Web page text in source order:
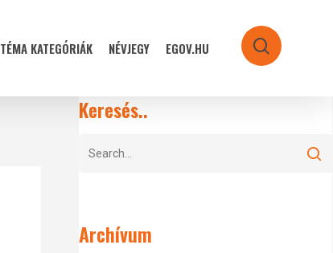
TÉMA KATEGÓRIÁK NÉVJEGY EGOV.HU search
Keresés..
Archívum